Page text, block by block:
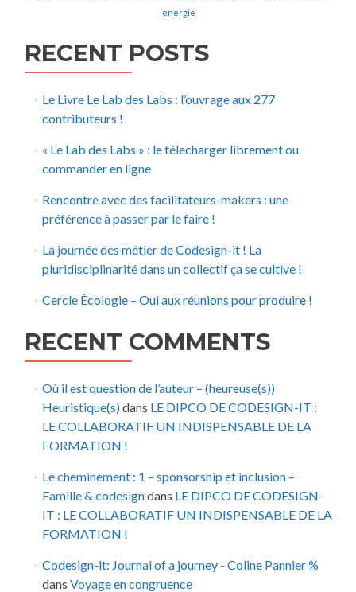
énergie
RECENT POSTS
Le Livre Le Lab des Labs : l’ouvrage aux 277
contributeurs !
« Le Lab des Labs » : le télecharger librement ou
commander en ligne
Rencontre avec des facilitateurs-makers : une
préférence à passer par le faire !
La journée des métier de Codesign-it ! La
pluridisciplinarité dans un collectif ça se cultive !
Cercle Écologie – Oui aux réunions pour produire !
RECENT COMMENTS
Où il est question de l’auteur – (heureuse(s))
Heuristique(s)dans LE DIPCO DE CODESIGN-IT :
LE COLLABORATIF UN INDISPENSABLE DE LA
FORMATION !
Le cheminement : 1 – sponsorship et inclusion –
Famille & codesigndans LE DIPCO DE CODESIGN-
IT : LE COLLABORATIF UN INDISPENSABLE DE LA
FORMATION !
Codesign-it: Journal of a journey - Coline Pannier %
dans Voyage en congruence